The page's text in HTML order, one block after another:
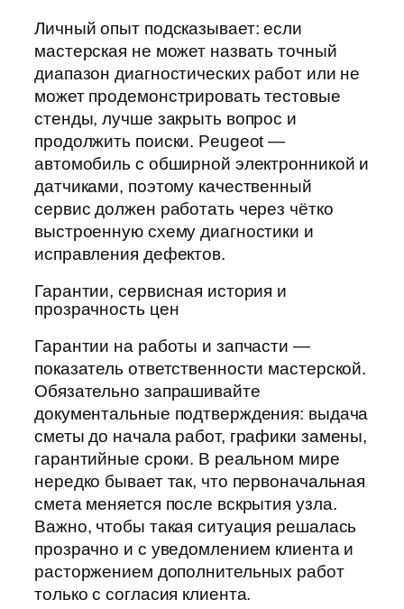
Личный опыт подсказывает: если
мастерская не может назвать точный
диапазон диагностических работ или не
может продемонстрировать тестовые
стенды, лучше закрыть вопрос и
продолжить поиски. Peugeot —
автомобиль с обширной электронникой и
датчиками, поэтому качественный
сервис должен работать через чётко
выстроенную схему диагностики и
исправления дефектов.
Гарантии, сервисная история и
прозрачность цен
Гарантии на работы и запчасти —
показатель ответственности мастерской.
Обязательно запрашивайте
документальные подтверждения: выдача
сметы до начала работ, графики замены,
гарантийные сроки. В реальном мире
нередко бывает так, что первоначальная
смета меняется после вскрытия узла.
Важно, чтобы такая ситуация решалась
прозрачно и с уведомлением клиента и
расторжением дополнительных работ
только с согласия клиента.